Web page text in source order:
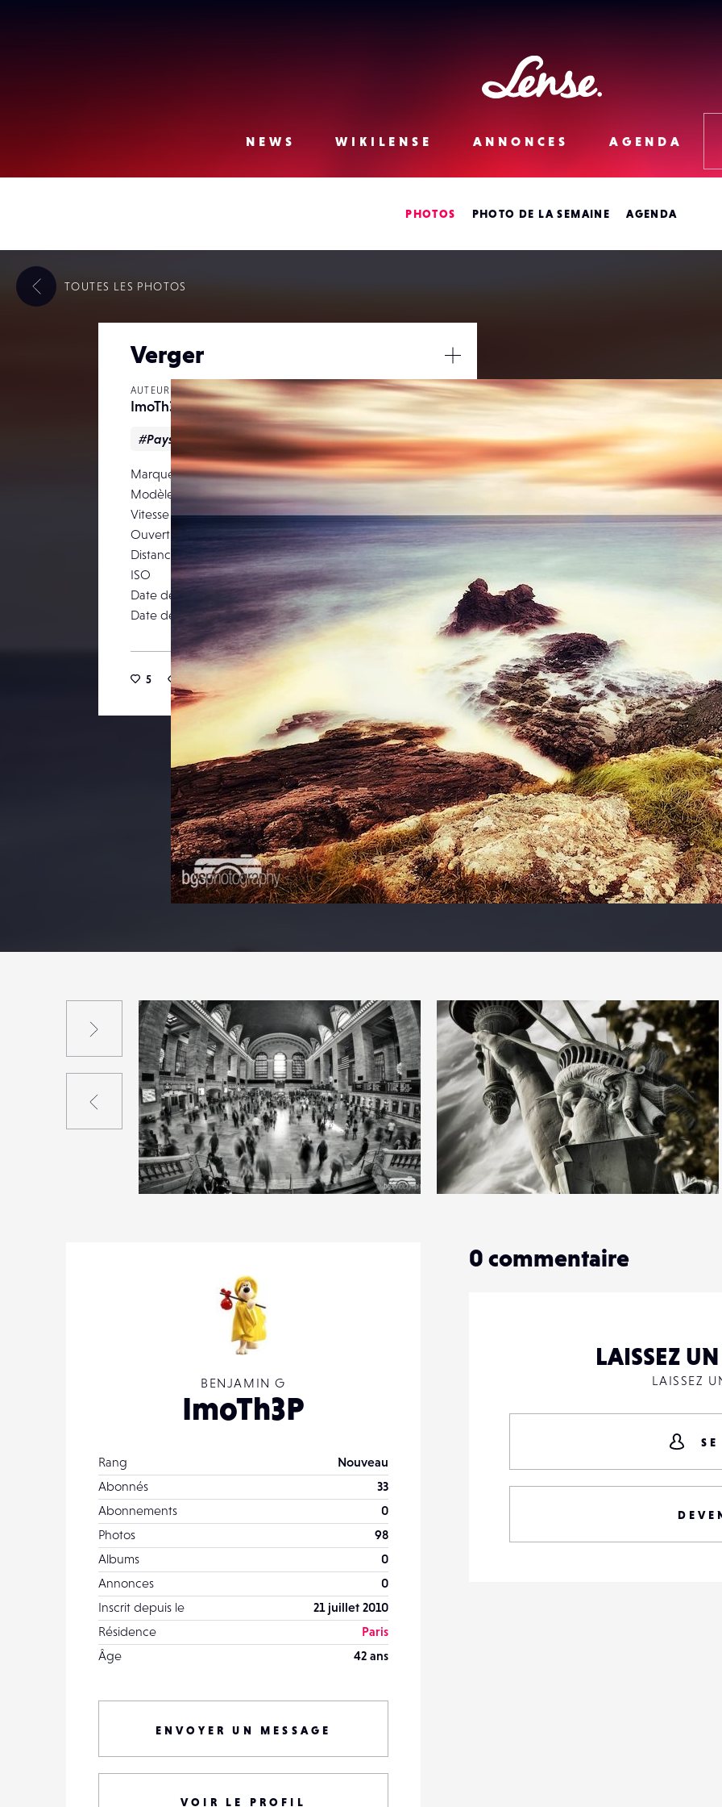
Lense
NEWS WIKILENSE ANNONCES AGENDA
PHOTOS PHOTO DE LA SEMAINE AGENDA
Verger
AUTEUR
ImoTh3P
#Paysage
Marque
Canon
Modèle
Vitesse d’obturation
46
Ouverture
f/11
Distance focale
17 mm
ISO
100
Date de prise de vue
25 décembre 2012
Date de publication
28 janvier 2013
5
/
Fermer
TOUTES LES PHOTOS
4
22
4
23
Suivant
Précédent
BENJAMIN G
ImoTh3P
Rang
Nouveau
Abonnés
33
Abonnements
0
Photos
98
Albums
0
Annonces
0
Inscrit depuis le
21 juillet 2010
Résidence
Paris
Âge
42 ans
ENVOYER UN MESSAGE
VOIR LE PROFIL
0 commentaire
LAISSEZ
LAISSEZ